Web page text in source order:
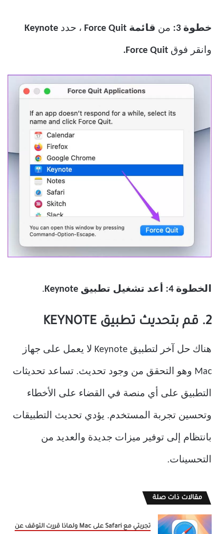
خطوة 3: من قائمة Force Quit ، حدد Keynote
وانقر فوق Force Quit.
الخطوة 4: أعد تشغيل تطبيق Keynote .
2. قم بتحديث تطبيق KEYNOTE
هناك حل آخر لتطبيق Keynote لا يعمل على جهاز
Mac وهو التحقق من وجود تحديث. تساعد تحديثات
التطبيق على أي منصة في القضاء على الأخطاء
وتحسين تجربة المستخدم. يؤدي تحديث التطبيقات
بانتظام إلى توفير ميزات جديدة والعديد من
التحسينات.
مقالات ذات صلة
تجربتي مع Safari على Mac ولماذا قررت التوقف عن